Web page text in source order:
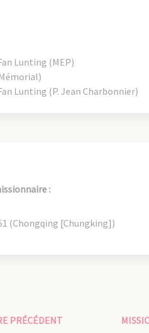
Lunting (MEP)
Lunting (P. Jean Charbonnier)
:
(Chongqing [Chungking])
PRÉCÉDENT